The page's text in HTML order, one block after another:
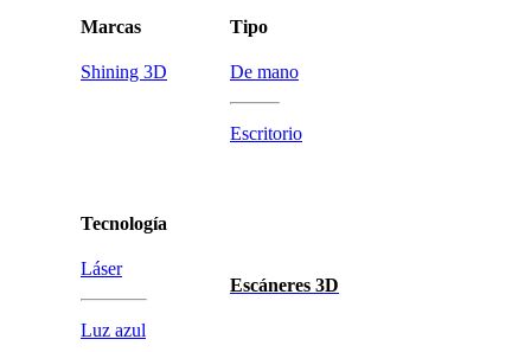
Marcas
Shining 3D
Tecnología
Láser
Luz azul
Tipo
De mano
Escritorio
Escáneres 3D